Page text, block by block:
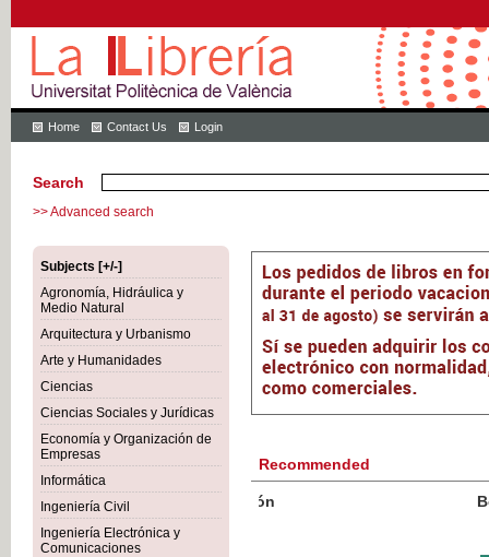
Home Contact Us Login
Search
>> Advanced search
Subjects [+/-]
Agronomía, Hidráulica y
Medio Natural
Arquitectura y Urbanismo
Arte y Humanidades
Ciencias
Ciencias Sociales y Jurídicas
Economía y Organización de
Empresas
Informática
Ingeniería Civil
Ingeniería Electrónica y
Comunicaciones
Recommended
Botánica Agroalimentaria